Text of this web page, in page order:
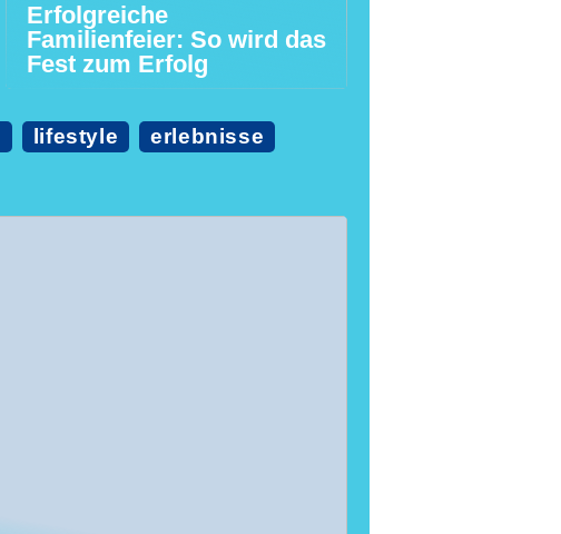
Erfolgreiche
Familienfeier: So wird das
Fest zum Erfolg
lifestyle
erlebnisse